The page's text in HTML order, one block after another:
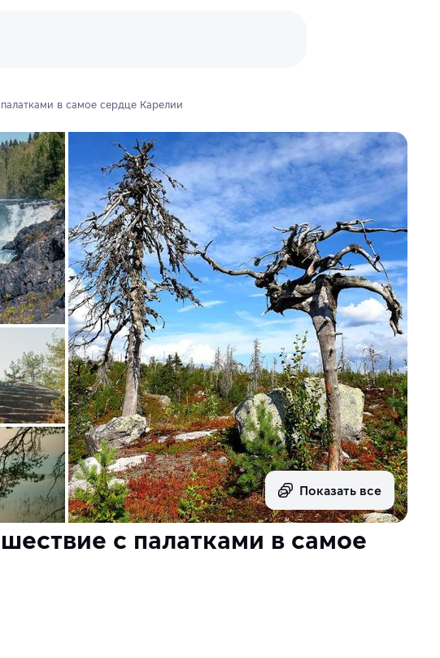
в самое сердце Карелии
Показать все
с палатками в самое